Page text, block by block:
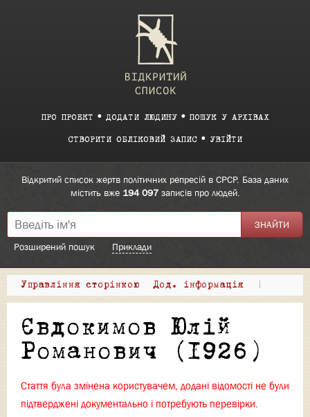
ПРО ПРОЕКТ ДОДАТИ ЛЮДИНУ ПОШУК У АРХІВАХ
СТВОРИТИ ОБЛІКОВИЙ ЗАПИС УВІЙТИ
Відкритий список жертв політичних репресій в СРСР. База даних
містить вже 194 097записів про людей.
Розширений пошук Приклади
Управління сторінкою Дод. інформація |
Євдокимов Юлій
Романович (1926)
Стаття була змінена користувачем, додані відомості не були
підтверджені документально і потребують перевірки.